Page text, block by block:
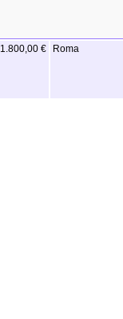
1.800,00 € Roma